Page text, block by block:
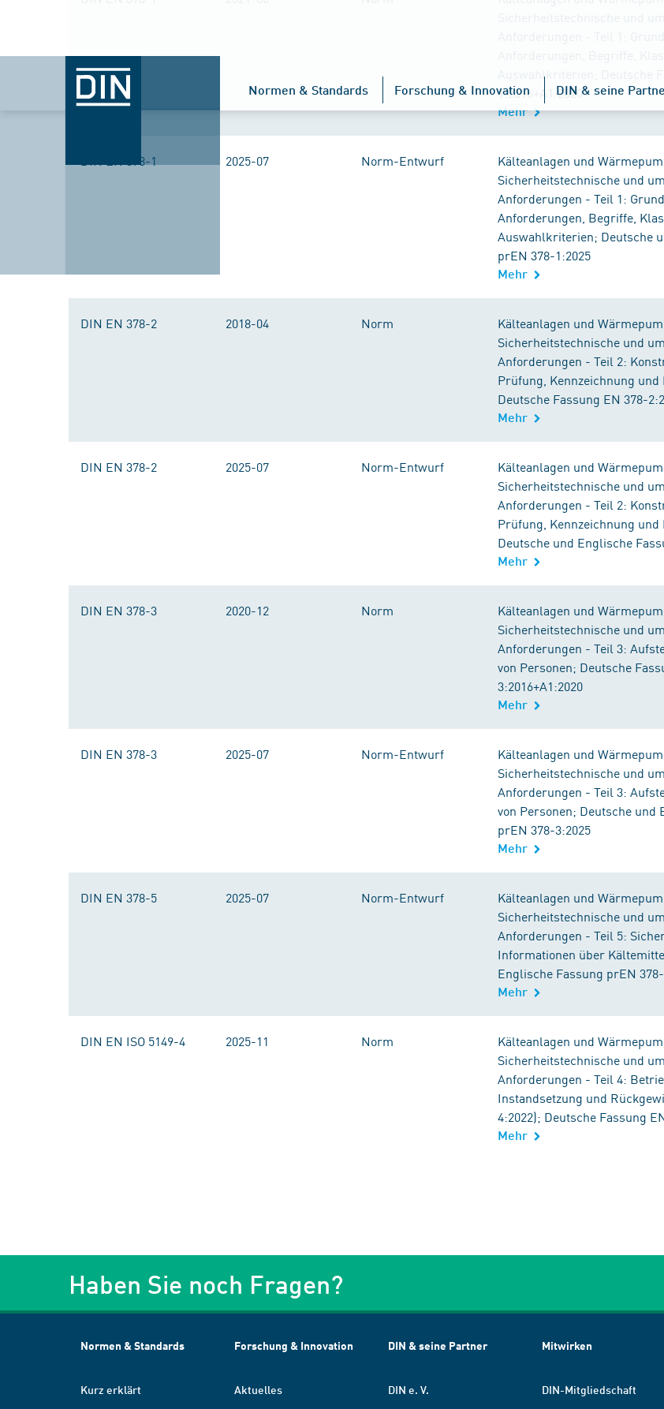
Normen & Standards Forschung & Innovation DIN & seine
Auswahlkriterien; Deutsche
1:2016+A1:2020
Mehr
DIN EN 378-1 2025-07 Norm-Entwurf
Kälteanlagen und
Sicherheitstechnische und
Anforderungen - Teil 1:
Anforderungen, Begriffe,
Auswahlkriterien; Deutsche
prEN 378-1:2025
Mehr
DIN EN 378-2 2018-04 Norm
Kälteanlagen und
Sicherheitstechnische und
Anforderungen - Teil 2:
Prüfung, Kennzeichnung
Deutsche Fassung EN 378-
Mehr
DIN EN 378-2 2025-07 Norm-Entwurf
Kälteanlagen und
Sicherheitstechnische und
Anforderungen - Teil 2:
Prüfung, Kennzeichnung
Deutsche und Englische
Mehr
DIN EN 378-3 2020-12 Norm
Kälteanlagen und
Sicherheitstechnische und
Anforderungen - Teil 3:
von Personen; Deutsche
3:2016+A1:2020
Mehr
DIN EN 378-3 2025-07 Norm-Entwurf
Kälteanlagen und
Sicherheitstechnische und
Anforderungen - Teil 3:
von Personen; Deutsche und
prEN 378-3:2025
Mehr
DIN EN 378-5 2025-07 Norm-Entwurf
Kälteanlagen und
Sicherheitstechnische und
Anforderungen - Teil 5:
Informationen über
Englische Fassung prEN
Mehr
DIN EN ISO 5149-4 2025-11 Norm
Kälteanlagen und
Sicherheitstechnische und
Anforderungen - Teil 4:
Instandsetzung und
4:2022); Deutsche Fassung
Mehr
Haben Sie noch Fragen?
Normen & Standards
Kurz erklärt
Forschung & Innovation
Aktuelles
DIN & seine Partner
DIN e. V.
Mitwirken
DIN-Mitgliedschaft